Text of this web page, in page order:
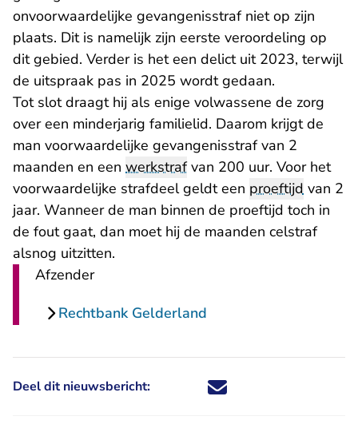
onvoorwaardelijke gevangenisstraf niet op zijn
plaats. Dit is namelijk zijn eerste veroordeling op
dit gebied. Verder is het een delict uit 2023, terwijl
de uitspraak pas in 2025 wordt gedaan.
Tot slot draagt hij als enige volwassene de zorg
over een minderjarig familielid. Daarom krijgt de
man voorwaardelijke gevangenisstraf van 2
maanden en een werkstrafvan 200 uur. Voor het
voorwaardelijke strafdeel geldt een proeftijd van 2
jaar. Wanneer de man binnen de proeftijd toch in
de fout gaat, dan moet hij de maanden celstraf
alsnog uitzitten.
Afzender
Rechtbank Gelderland
Deel dit nieuwsbericht: Deel dit nieuwsbericht via X -
Deel dit nieuwsbericht via
Deel dit nieuwsbericht
Deel dit